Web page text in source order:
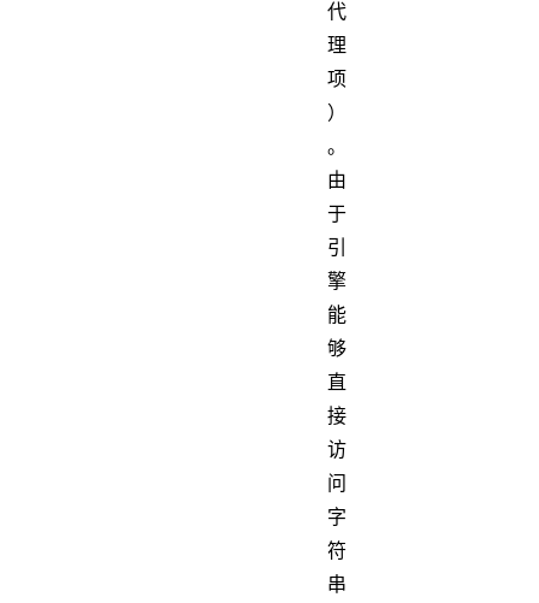
代
理
项
）
。
由
于
引
擎
能
够
直
接
访
问
字
符
串